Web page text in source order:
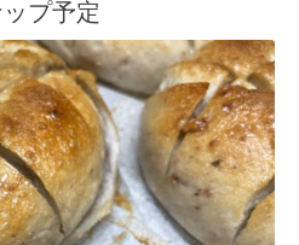
プ予定